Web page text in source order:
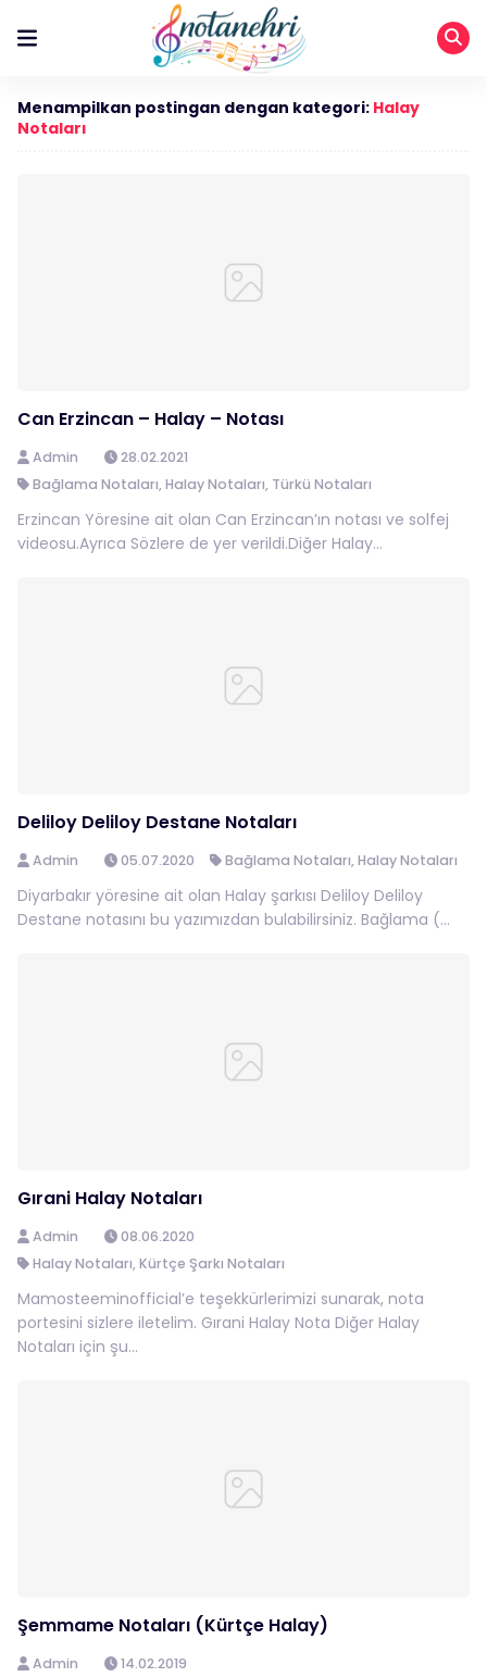
Menampilkan postingan dengan kategori: Halay
Notaları
Can Erzincan – Halay – Notası
Admin
28.02.2021
Bağlama Notaları, Halay Notaları, Türkü Notaları
Erzincan Yöresine ait olan Can Erzincan’ın notası ve solfej
videosu.Ayrıca Sözlere de yer verildi.Diğer Halay...
Deliloy Deliloy Destane Notaları
Admin 05.07.2020 Bağlama Notaları,Halay Notaları
Diyarbakır yöresine ait olan Halay şarkısı Deliloy Deliloy
Destane notasını bu yazımızdan bulabilirsiniz. Bağlama (...
Gırani Halay Notaları
Admin
08.06.2020
Halay Notaları, Kürtçe Şarkı Notaları
Mamosteeminofficial’e teşekkürlerimizi sunarak, nota
portesini sizlere iletelim. Gırani Halay Nota Diğer Halay
Notaları için şu...
Şemmame Notaları (Kürtçe Halay)
Admin
14.02.2019